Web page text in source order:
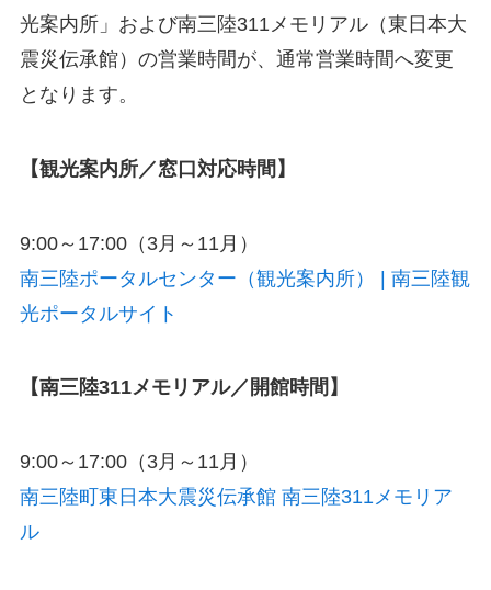
光案内所」および南三陸311メモリアル（東日本大
震災伝承館）の営業時間が、通常営業時間へ変更
となります。
【観光案内所／窓口対応時間】
9:00～17:00（3月～11月）
南三陸ポータルセンター（観光案内所） | 南三陸観
光ポータルサイト
【南三陸311メモリアル／開館時間】
9:00～17:00（3月～11月）
南三陸町東日本大震災伝承館 南三陸311メモリア
ル